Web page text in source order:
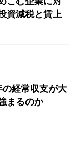
資減税と賃上
経常収支が大
まるのか